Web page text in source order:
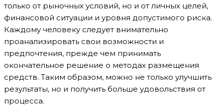
только от рыночных условий, но и от личных целей,
финансовой ситуации и уровня допустимого риска.
Каждому человеку следует внимательно
проанализировать свои возможности и
предпочтения, прежде чем принимать
окончательное решение о методах размещения
средств. Таким образом, можно не только улучшить
результаты, но и получить больше удовольствия от
процесса.